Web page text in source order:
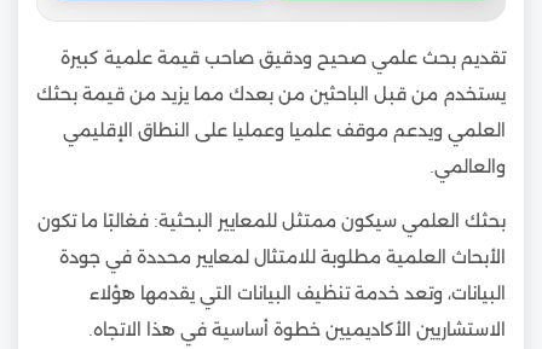
تقديم بحث علمي صحيح ودقيق صاحب قيمة علمية كبيرة
يستخدم من قبل الباحثين من بعدك مما يزيد من قيمة بحثك
العلمي ويدعم موقف علميا وعمليا على النطاق الإقليمي
والعالمي.
بحثك العلمي سيكون ممتثل للمعايير البحثية: فغالبًا ما تكون
الأبحاث العلمية مطلوبة للامتثال لمعايير محددة في جودة
البيانات، وتعد خدمة تنظيف البيانات التي يقدمها هؤلاء
الاستشاريين الأكاديميين خطوة أساسية في هذا الاتجاه.